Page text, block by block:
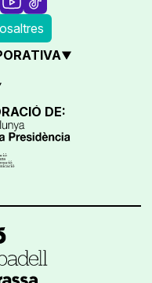
DE: